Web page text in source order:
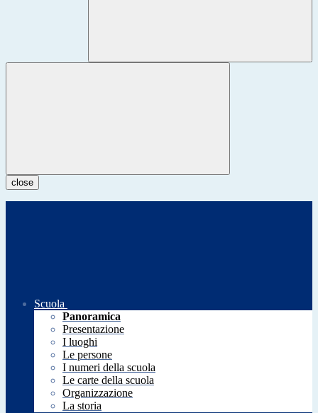
close
Scuola
Panoramica
Presentazione
I luoghi
Le persone
I numeri della scuola
Le carte della scuola
Organizzazione
La storia